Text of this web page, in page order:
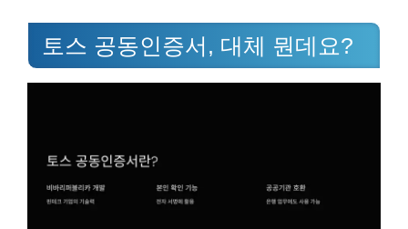
토스 공동인증서, 대체 뭔데요?